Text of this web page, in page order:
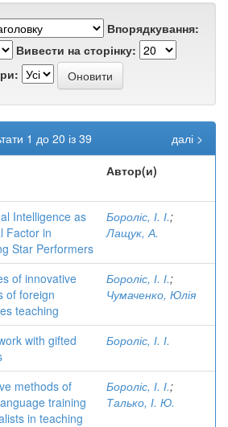
Впорядкування:
Вивести на сторінку:
1 до 20 із 39
далі >
Автор(и)
Intelligence as
Factor in
Star Performers
Бороліс, І. І.;
Лащук, А.
of innovative
of foreign
teaching
Бороліс, І. І.;
Чумаченко, Юлія
with gifted
Бороліс, І. І.
methods of
training
in teaching
Бороліс, І. І.;
Талько, І. Ю.